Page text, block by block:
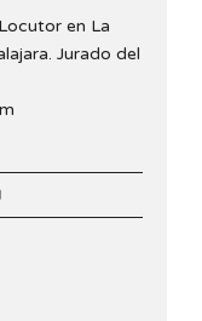
en La
Jurado del